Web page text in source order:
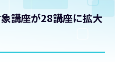
講座が28講座に拡大